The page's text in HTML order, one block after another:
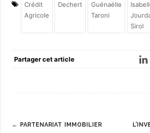
Crédit
Agricole
Dechert
Guénaëlle
Taroni
Sirol
Partager cet article
Post
←
PARTENARIAT IMMOBILIER